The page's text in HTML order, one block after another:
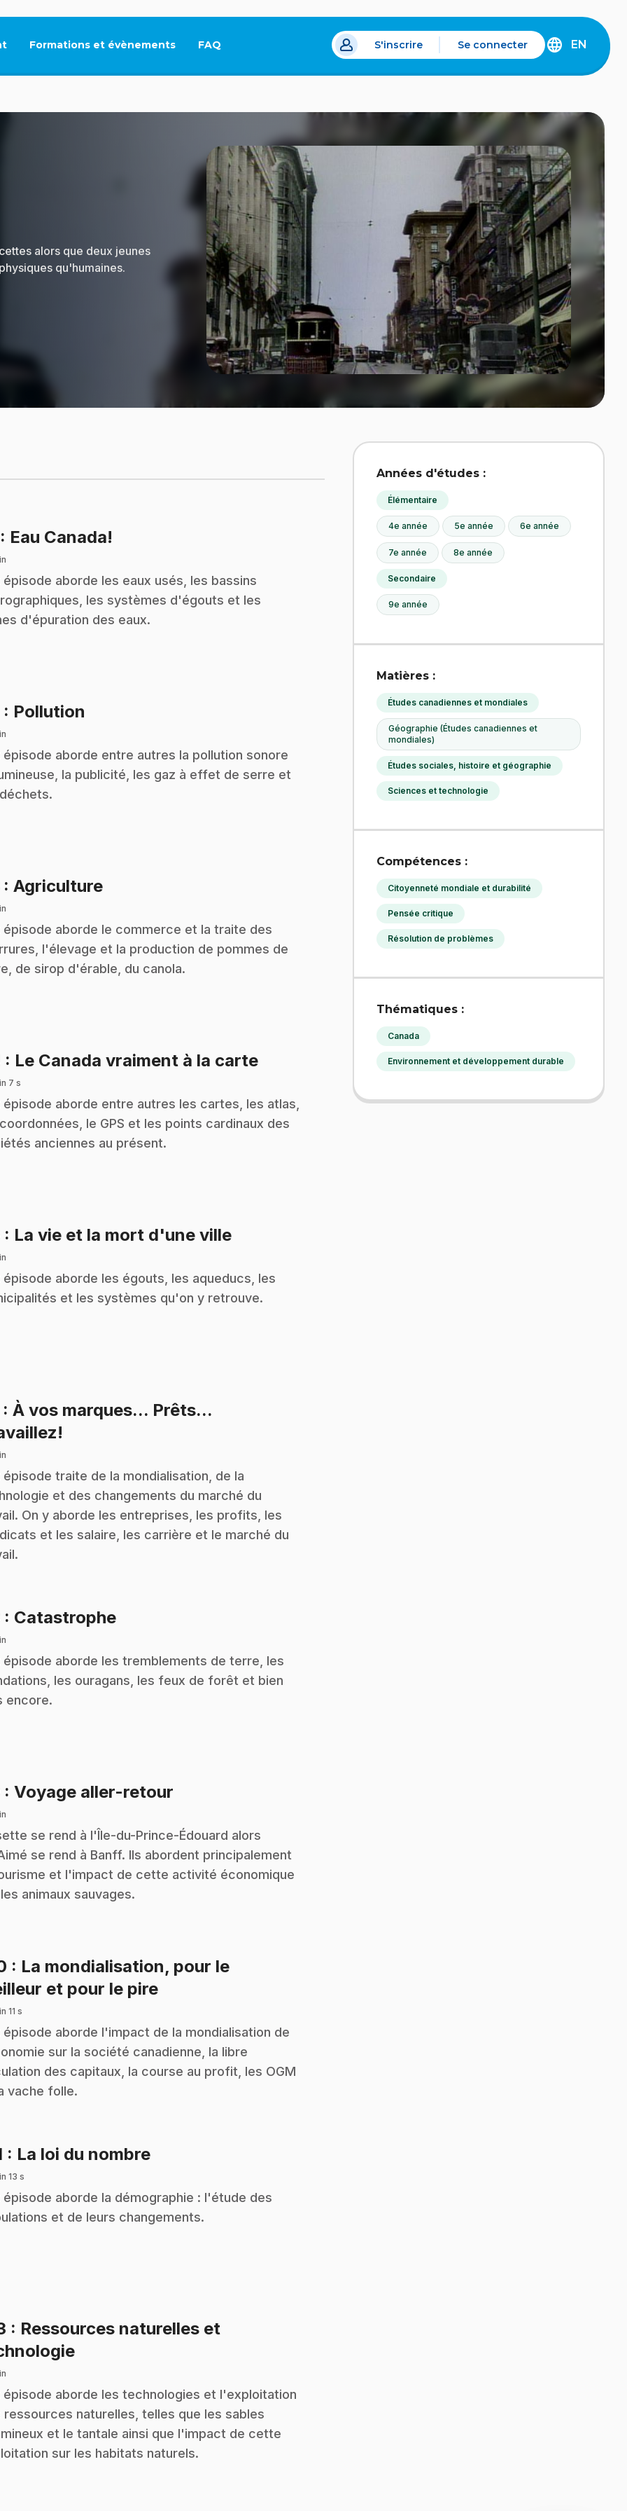
Formations et évènements FAQ
Ce lien s'ouvrira dans un nouvel onglet.
S'inscrire Se connecter
DISCOVER
OF
IDÉLLO.
EN
alors que deux jeunes
qu'humaines.
: Eau Canada!
épisode aborde les eaux usés, les bassins
les systèmes d'égouts et les
d'épuration des eaux.
: Pollution
épisode aborde entre autres la pollution sonore
la publicité, les gaz à effet de serre et
: Agriculture.
épisode aborde le commerce et la traite des
l'élevage et la production de pommes de
de sirop d'érable, du canola.
: Le Canada vraiment à la carte.
7 s
épisode aborde entre autres les cartes, les atlas,
le GPS et les points cardinaux des
anciennes au présent.
: La vie et la mort d'une ville.
épisode aborde les égouts, les aqueducs, les
et les systèmes qu'on y retrouve.
: À vos marques... Prêts...
épisode traite de la mondialisation, de la
et des changements du marché du
On y aborde les entreprises, les profits, les
et les salaire, les carrière et le marché du
: Catastrophe.
épisode aborde les tremblements de terre, les
les ouragans, les feux de forêt et bien
encore.
: Voyage aller-retour
se rend à l'Île-du-Prince-Édouard alors
se rend à Banff. Ils abordent principalement
et l'impact de cette activité économique
animaux sauvages.
: La mondialisation, pour le
et pour le pire.
11 s
épisode aborde l'impact de la mondialisation de
sur la société canadienne, la libre
des capitaux, la course au profit, les OGM
vache folle.
: La loi du nombre.
13 s
épisode aborde la démographie : l'étude des
et de leurs changements.
: Ressources naturelles et
.
épisode aborde les technologies et l'exploitation
ressources naturelles, telles que les sables
et le tantale ainsi que l'impact de cette
sur les habitats naturels.
Années d'études :
Élémentaire
4e année 5e année 6e année
7e année 8e année
Secondaire
9e année
Matières :
Études canadiennes et mondiales
Géographie (Études canadiennes et
mondiales)
Études sociales, histoire et géographie
Sciences et technologie
Compétences :
Citoyenneté mondiale et durabilité
Pensée critique
Résolution de problèmes
Thématiques :
Canada
Environnement et développement durable